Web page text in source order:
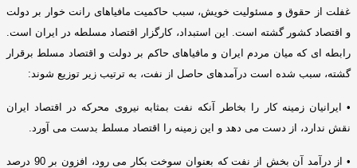
غفلت از حقوق و مسئولیت خویش، سبب حاکمیت مافیاهای رانت خوار بر دولت
و اقتصاد کشور گشته است
این استبداد، کارگزار اقتصاد مسلطه در ایران است
رابطه ای که میان مردم ایران و مافیاهای حاکم بر دولت و اقتصاد مسلط برقرار
گشته، سبب شده است درآمدهای حاصل از نفت، به ترتیب زیر توزیع شوند :
• ایرانیان زمینه کار را بخاطر آنکه نفت بمثابه نیروی محرکه در اقتصاد ایران
نقش ندارد، از دست می دهد و این زمینه را اقتصاد مسلط بدست می آورد
• از درآمد آن بخش از نفت که بعنوان سوخت بکار می رود، افزون بر90 درصد